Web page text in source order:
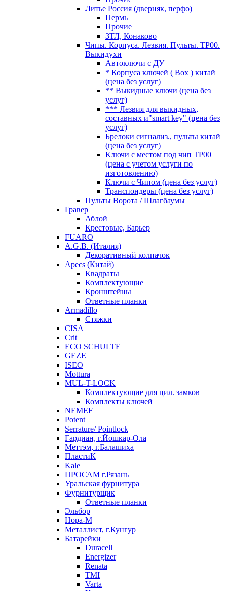
Литье Россия (дверняк, перфо)
Пермь
Прочие
ЗТЛ, Конаково
Чипы. Корпуса. Лезвия. Пульты. TP00.
Выкидухи
Автоключи с ДУ
* Корпуса ключей ( Box ) китай
(цена без услуг)
** Выкидные ключи (цена без
услуг)
*** Лезвия для выкидных,
составных и"smart key" (цена без
услуг)
Брелоки сигнализ., пульты китай
(цена без услуг)
Ключи с местом под чип TP00
(цена с учетом услуги по
изготовлению)
Ключи с Чипом (цена без услуг)
Транспондеры (цена без услуг)
Пульты Ворота / Шлагбаумы
Гравер
Аблой
Крестовые, Барьер
FUARO
A.G.B. (Италия)
Декоративный колпачок
Apecs (Китай)
Квадраты
Комплектующие
Кронштейны
Ответные планки
Armadillo
Стяжки
CISA
Crit
ECO SCHULTE
GEZE
ISEO
Mottura
MUL-T-LOCK
Комплектующие для цил. замков
Комплекты ключей
NEMEF
Potent
Serrature/ Pointlock
Гардиан, г.Йошкар-Ола
Меттэм, г.Балашиха
ПластиК
Kale
ПРОСАМ г.Рязань
Уральская фурнитура
Фурнитурщик
Ответные планки
Эльбор
Нора-М
Металлист, г.Кунгур
Батарейки
Duracell
Energizer
Renata
TMI
Varta